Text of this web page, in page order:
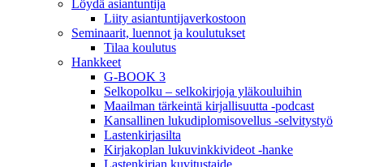
Löydä asiantuntija
Liity asiantuntijaverkostoon
Seminaarit, luennot ja koulutukset
Tilaa koulutus
Hankkeet
G-BOOK 3
Selkopolku – selkokirjoja yläkouluihin
Maailman tärkeintä kirjallisuutta -podcast
Kansallinen lukudiplomisovellus -selvitystyö
Lastenkirjasilta
Kirjakoplan lukuvinkkivideot -hanke
Lastenkirjan kuvitustaide